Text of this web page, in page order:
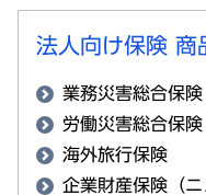
法人向け保険 商
業務災害総合保険
労働災害総合保険
海外旅行保険
企業財産保険（ニ